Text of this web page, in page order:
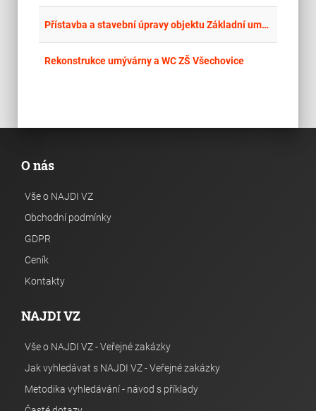
Přístavba a stavební úpravy objektu Základní umělecké školy Ostrov
Rekonstrukce umývárny a WC ZŠ Všechovice
O nás
Vše o NAJDI VZ
Obchodní podmínky
GDPR
Ceník
Kontakty
NAJDI VZ
Vše o NAJDI VZ - Veřejné zakázky
Jak vyhledávat s NAJDI VZ - Veřejné zakázky
Metodika vyhledávání - návod s příklady